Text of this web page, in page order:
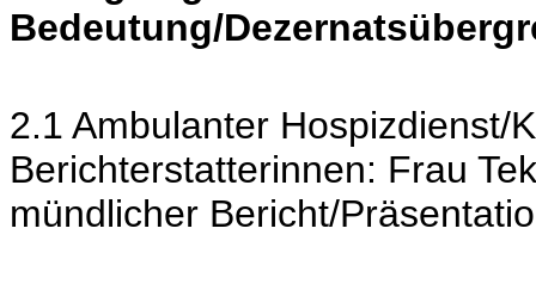
Bedeutung/
2.1 Ambulanter Hospizdienst/
Berichterstatterinnen: Frau
mündlicher Bericht/